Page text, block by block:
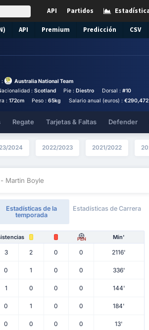
Partidos
API
API Premium Predicción CSV
:
Australia National Team
: Scotland Pie :Diestro Dorsal : #10
: 172cm Peso :65kg Salario anual (euros) : €290,472
Regate Tarjetas & Faltas Defender
2024 2022/2023 2021/2022
- Martin Boyle
Estadísticas de la
temporada
Estadísticas de Carrera
PEN Min'
3 2 0 0
2116'
0 1 0 0 336'
1 0 0 0 144'
0 1 0 0 184'
0 0 0 0 13'